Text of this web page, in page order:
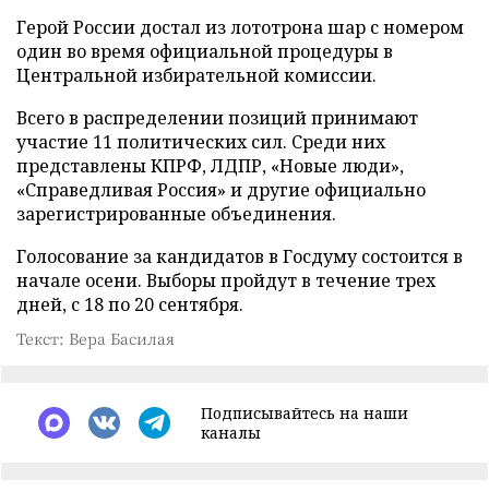
Герой России достал из лототрона шар с номером
один во время официальной процедуры в
Центральной избирательной комиссии.
Всего в распределении позиций принимают
участие 11 политических сил. Среди них
представлены КПРФ, ЛДПР, «Новые люди»,
«Справедливая Россия» и другие официально
зарегистрированные объединения.
Голосование за кандидатов в Госдуму состоится в
начале осени. Выборы пройдут в течение трех
дней, с 18 по 20 сентября.
Текст: Вера Басилая
Подписывайтесь на наши
каналы